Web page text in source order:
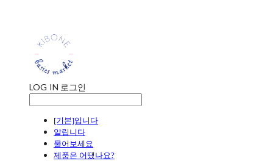
LOG IN 로그인
[기본]입니다
알립니다
물어보세요
제품은 어땠나요?